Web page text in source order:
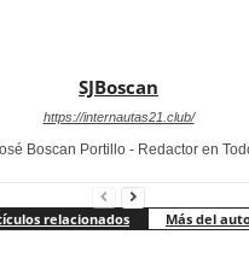
SJBoscan
https://internautas21.club/
Boscan Portillo - Redactor en
relacionados Más del